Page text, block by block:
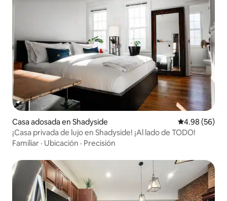
Casa adosada en Shadyside Calificación
4.98 (56)
¡Casa privada de lujo en Shadyside! ¡Al lado de TODO!
Familiar · Ubicación · Precisión